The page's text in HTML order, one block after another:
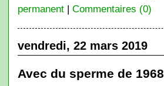
permanent| Commentaires (0)
vendredi, 22 mars 2019
Avec du sperme de 1968